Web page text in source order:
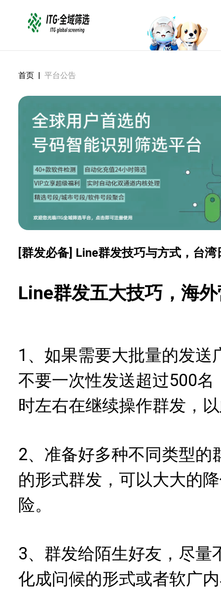
首页 | 平台公告
[群发必备] Line群发技巧与方式，台
Line群发五大技巧，海
1、如果需要大批量的发送
不要一次性发送超过500
时左右在继续操作群发，
2、准备好多种不同类型的
的形式群发，可以大大的
险。
3、群发给陌生好友，尽量
化成问候的形式或者软广